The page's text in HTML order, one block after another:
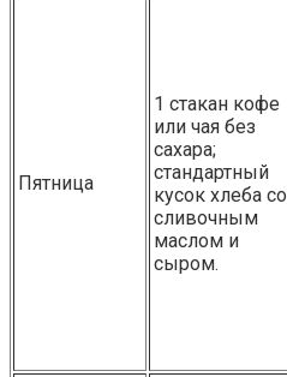
Пятница
1 стакан кофе
или чая без
сахара;
стандартный
кусок хлеба со
сливочным
маслом и
сыром.